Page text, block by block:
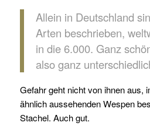
Allein in Deutschland
Arten beschrieben,
in die 6.000. Ganz
also ganz
Gefahr geht nicht von ihnen aus,
ähnlich aussehenden Wespen
Stachel. Auch gut.